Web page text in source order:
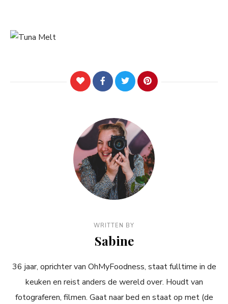
WRITTEN BY
Sabine
36 jaar, oprichter van OhMyFoodness, staat fulltime in de
keuken en reist anders de wereld over. Houdt van
fotograferen, filmen. Gaat naar bed en staat op met (de